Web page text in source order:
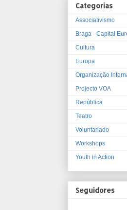
Categorias
Associativismo
Braga - Capital
Cultura
Europa
Organização
Projecto VOA
República
Teatro
Voluntariado
Workshops
Youth in Action
Seguidores